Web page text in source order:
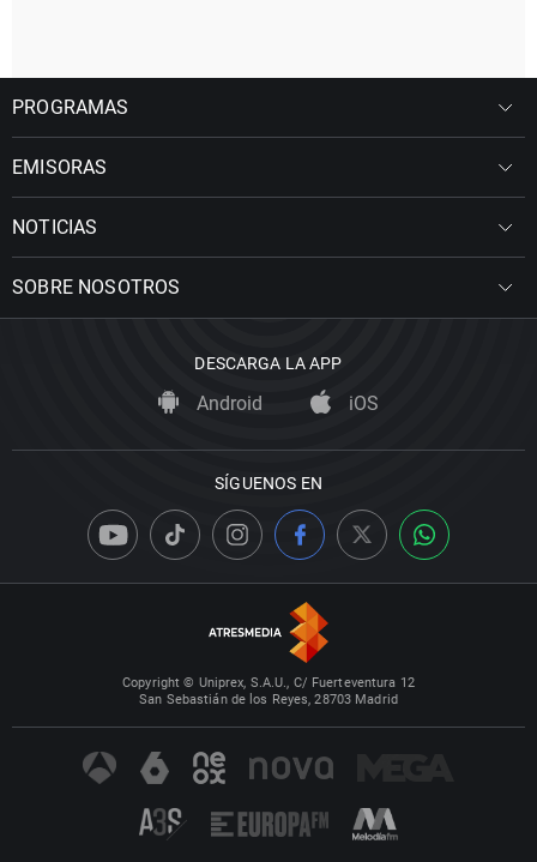
PROGRAMAS
EMISORAS
NOTICIAS
SOBRE NOSOTROS
DESCARGA LA APP
Android iOS
SÍGUENOS EN
Copyright © Uniprex, S.A.U., C/ Fuerteventura 12
San Sebastián de los Reyes, 28703 Madrid